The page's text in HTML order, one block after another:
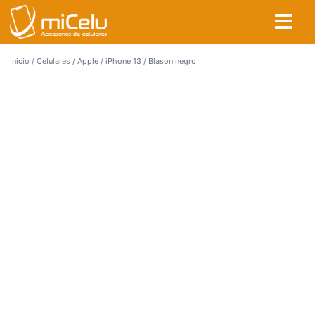
Inicio / Celulares / Apple / iPhone 13 / Blason negro